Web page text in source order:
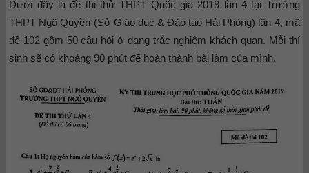
Dưới đây là đề thi thử THPT Quốc gia 2019 lần 4 tại Trường
THPT Ngô Quyền (Sở Giáo dục & Đào tạo Hải Phòng) lần 4, mã
đề 102 gồm 50 câu hỏi ở dạng trắc nghiệm khách quan. Mỗi thí
sinh sẽ có khoảng 90 phút để hoàn thành bài làm của mình.